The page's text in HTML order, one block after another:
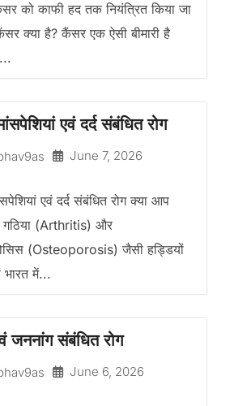
को काफी हद तक नियंत्रित किया जा
क्या है? कैंसर एक ऐसी बीमारी है
एवं दर्द संबंधित रोग
June 7, 2026
एवं दर्द संबंधित रोग क्या आप
गठिया (Arthritis) और
(Osteoporosis) जैसी हड्डियों
भारत में...
जननांग संबंधित रोग
June 6, 2026